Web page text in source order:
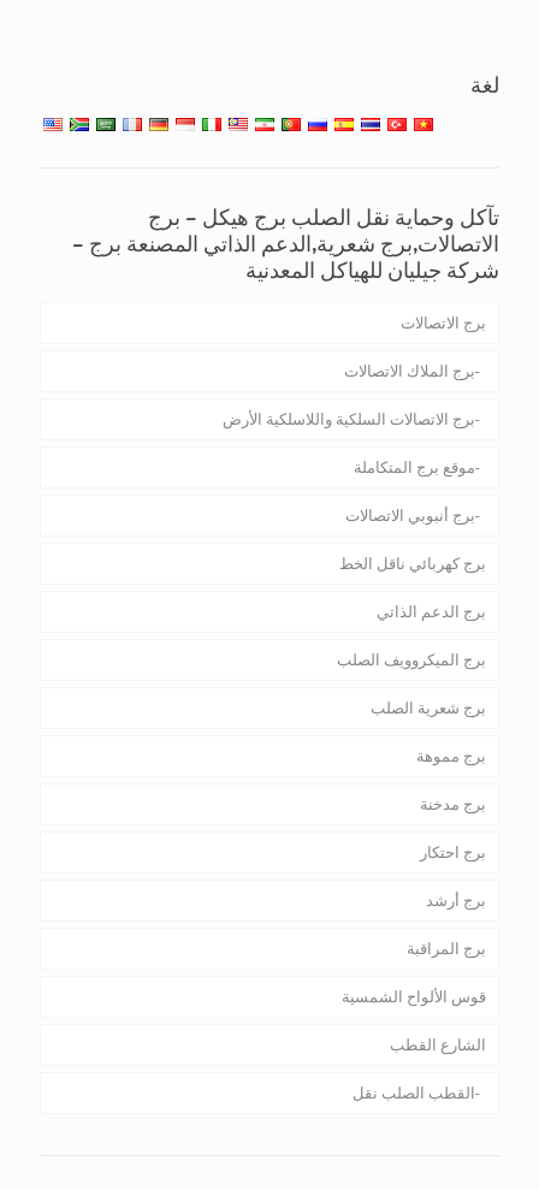
لغة
تآكل وحماية نقل الصلب برج هيكل – برج
الاتصالات,برج شعرية,الدعم الذاتي المصنعة برج –
شركة جيليان للهياكل المعدنية
برج الاتصالات
برج الملاك الاتصالات
برج الاتصالات السلكية واللاسلكية الأرض
موقع برج المتكاملة
برج أنبوبي الاتصالات
برج كهربائي ناقل الخط
برج الدعم الذاتي
برج الميكروويف الصلب
برج شعرية الصلب
برج مموهة
برج مدخنة
برج احتكار
برج أرشد
برج المراقبة
قوس الألواح الشمسية
الشارع القطب
القطب الصلب نقل